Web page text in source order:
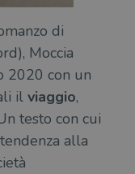
di
Moccia
2020 con un
il viaggio,
testo con cui
alla